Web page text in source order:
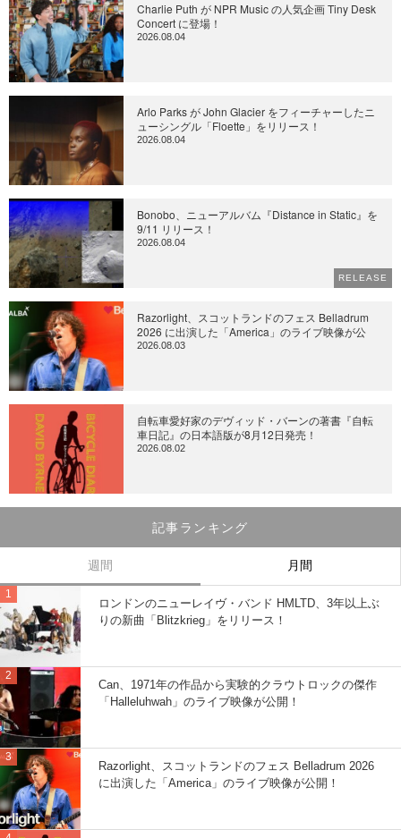
Charlie Puth が NPR Music の人気企画 Tiny Desk
Concert に登場！
2026.08.04
Arlo Parks が John Glacier をフィーチャーしたニ
ューシングル「Floette」をリリース！
2026.08.04
Bonobo、ニューアルバム『Distance in Static』を
9/11 リリース！
2026.08.04
RELEASE
Razorlight、スコットランドのフェス Belladrum
2026 に出演した「America」のライブ映像が公
2026.08.03
自転車愛好家のデヴィッド・バーンの著書『自転
車日記』の日本語版が8月12日発売！
2026.08.02
記事ランキング
週間 月間
ロンドンのニューレイヴ・バンド HMLTD、3年以上ぶ
りの新曲「Blitzkrieg」をリリース！
Can、1971年の作品から実験的クラウトロックの傑作
「Halleluhwah」のライブ映像が公開！
Razorlight、スコットランドのフェス Belladrum 2026
に出演した「America」のライブ映像が公開！